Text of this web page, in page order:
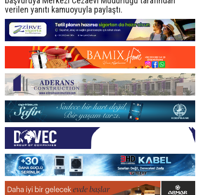
verilen yanıtı kamuoyuyla paylaştı.